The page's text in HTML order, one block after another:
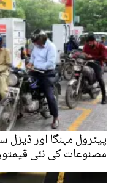
پیٹرول مہنگا اور
مصنوعات کی نئی